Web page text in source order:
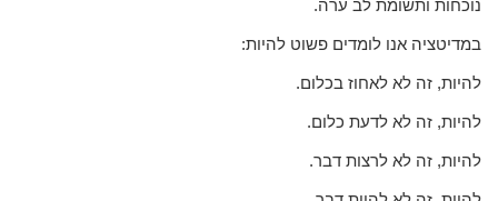
נוכחות ותשומת לב ערה.
במדיטציה אנו לומדים פשוט להיות:
להיות, זה לא לאחוז בכלום.
להיות, זה לא לדעת כלום.
להיות, זה לא לרצות דבר.